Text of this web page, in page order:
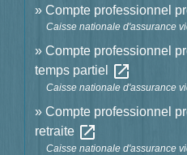
Compte professionnel
Caisse nationale d'assurance
Compte professionnel
temps partiel
open_in_new
Caisse nationale d'assurance
Compte professionnel
retraite open_in_new
Caisse nationale d'assurance